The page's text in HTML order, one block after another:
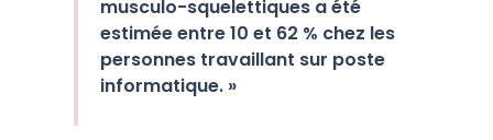
musculo-squelettiques a été
estimée entre 10 et 62 % chez les
personnes travaillant sur poste
informatique. »